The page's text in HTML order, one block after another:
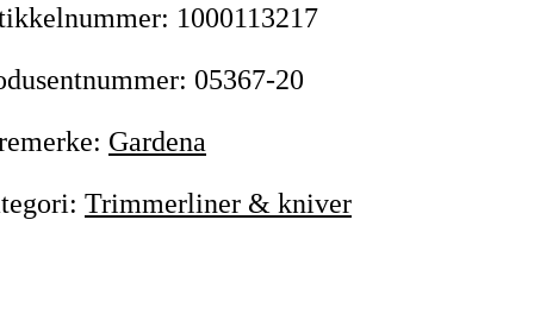
: 1000113217
: 05367-20
: Gardena
: Trimmerliner & kniver